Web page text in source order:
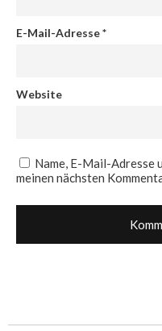
E-Mail-Adresse*
Website
Name, E-Mail-Adresse
meinen nächsten